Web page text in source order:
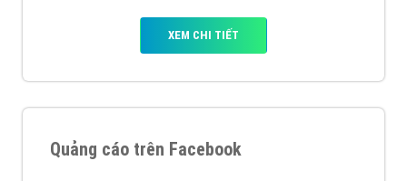
XEM CHI TIẾT
Quảng cáo trên Facebook